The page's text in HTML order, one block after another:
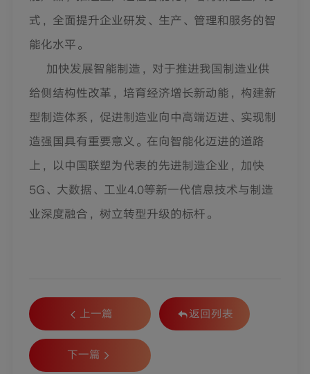
式，全面提升企业研发、生产、管理和服务的智
能化水平。
加快发展智能制造，对于推进我国制造业供
给侧结构性改革，培育经济增长新动能，构建新
型制造体系，促进制造业向中高端迈进、实现制
造强国具有重要意义。在向智能化迈进的道路
上，以中国联塑为代表的先进制造企业，加快
5G、大数据、工业4.0等新一代信息技术与制造
业深度融合，树立转型升级的标杆。
上一篇 返回列表
下一篇